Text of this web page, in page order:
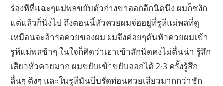
ร่องหีที่แฉะๆแม่พลขยับตัวถ่างขาออกอีกนิดนึง ผมก็ชงัก
แต่แล้วก็นิ่งไป ถึงตอนนี้หัวควยผมจ่ออยู่ที่รูหีแม่พลที่ดู
เหมือนจะอ้ารอควยของผม ผมจึงค่อยๆดันหัวควยผมเข้า
รูหีแม่พลช้าๆ ในใจก็คิดว่าเอาเข้าสักนิดคงไม่ตื่นน่า รู้สึก
เสียวหัวควยมาก ผมขยับเข้าขยับออกได้ 2-3 ครั้งรู้สึก
ลื่นๆ ตึงๆ และในรูหีมันบีบรัดท่อนควยเสียวมากกว่าชัก